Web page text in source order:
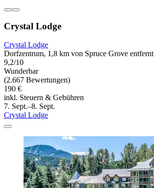
Crystal Lodge
Crystal Lodge
Dorfzentrum, 1,8 km von Spruce Grove entfernt
9,2/10
Wunderbar
(2.667 Bewertungen)
190 €
inkl. Steuern & Gebühren
7. Sept.–8. Sept.
Crystal Lodge